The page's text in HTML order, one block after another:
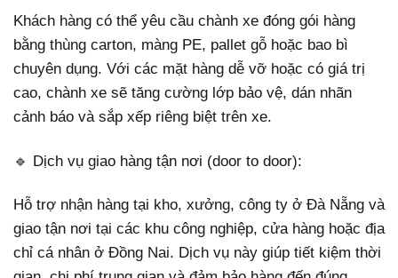
Khách hàng có thể yêu cầu chành xe đóng gói hàng
bằng thùng carton, màng PE, pallet gỗ hoặc bao bì
chuyên dụng. Với các mặt hàng dễ vỡ hoặc có giá trị
cao, chành xe sẽ tăng cường lớp bảo vệ, dán nhãn
cảnh báo và sắp xếp riêng biệt trên xe.
🔹 Dịch vụ giao hàng tận nơi (door to door):
Hỗ trợ nhận hàng tại kho, xưởng, công ty ở Đà Nẵng và
giao tận nơi tại các khu công nghiệp, cửa hàng hoặc địa
chỉ cá nhân ở Đồng Nai. Dịch vụ này giúp tiết kiệm thời